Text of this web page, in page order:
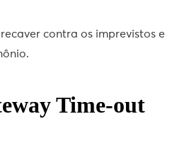
contra os imprevistos e